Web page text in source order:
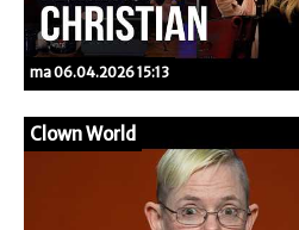
ma 06.04.2026 15:13
Clown World